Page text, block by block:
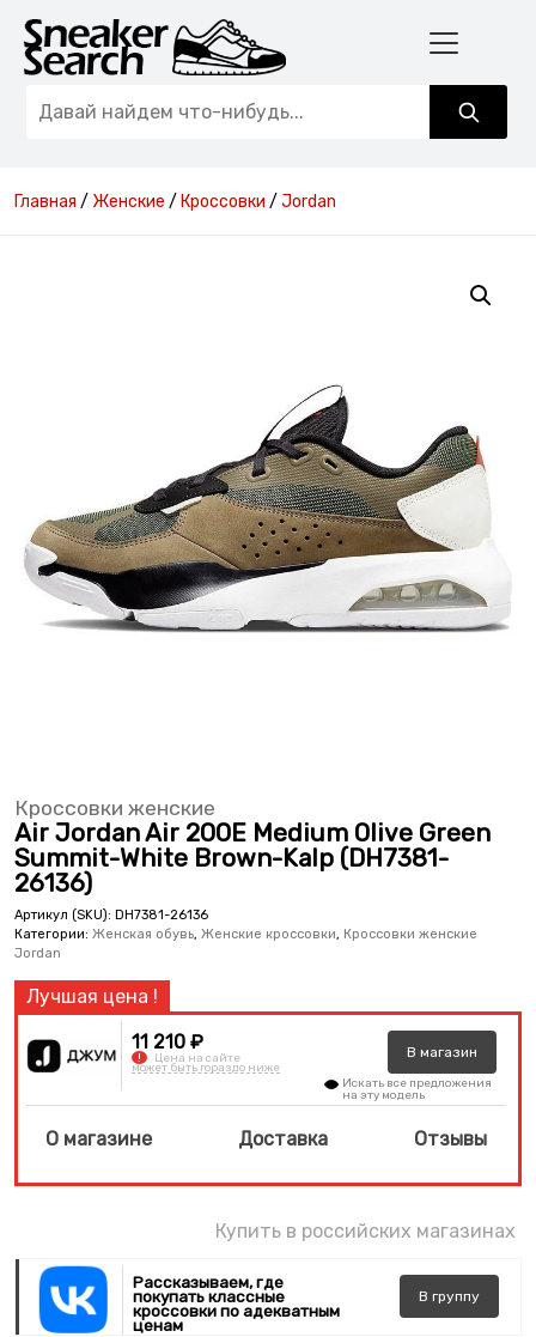
Главная / Женские / Кроссовки / Jordan
Кроссовки женские
Air Jordan Air 200E Medium Olive Green
Summit-White Brown-Kalp (DH7381-
26136)
Артикул (SKU): DH7381-26136
Категории: Женская обувь, Женские кроссовки, Кроссовки женские
Jordan
11 210 ₽
! Цена на сайте
может быть гораздо ниже
В магазин
Искать все предложения
на эту модель
О магазине Доставка Отзывы
Купить в российских магазинах
Рассказываем, где
покупать классные
кроссовки по адекватным
ценам
В группу